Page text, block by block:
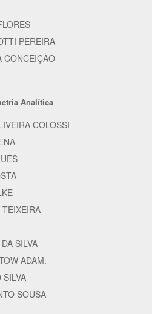
PEREIRA
CONCEIÇÃO
Analítica
COLOSSI
TEIXEIRA
SILVA
ADAM.
SILVA
SOUSA